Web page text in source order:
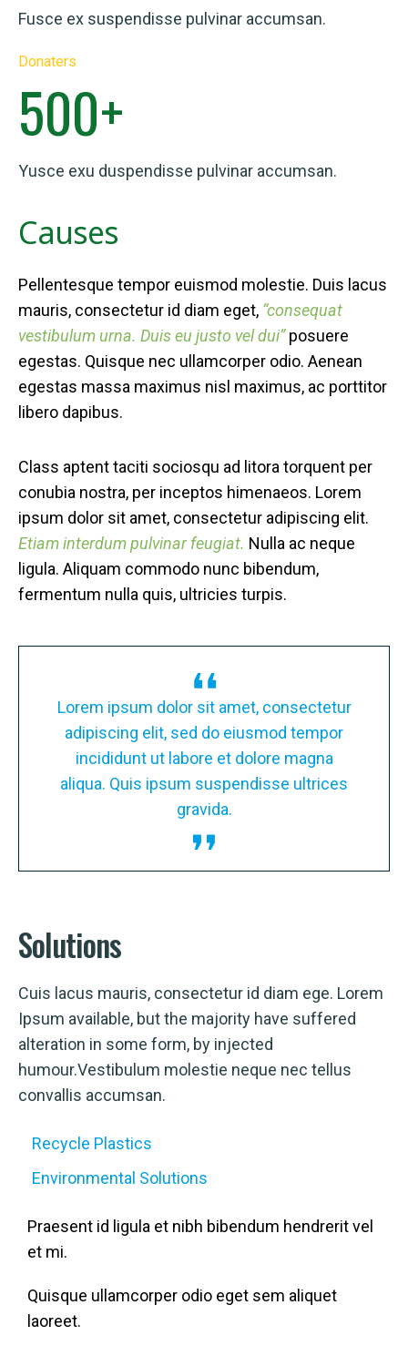
Fusce ex suspendisse pulvinar accumsan.
Donaters
500+
Yusce exu duspendisse pulvinar accumsan.
Causes
Pellentesque tempor euismod molestie. Duis lacus
mauris, consectetur id diam eget, “consequat
vestibulum urna. Duis eu justo vel dui”posuere
egestas. Quisque nec ullamcorper odio. Aenean
egestas massa maximus nisl maximus, ac porttitor
libero dapibus.
Class aptent taciti sociosqu ad litora torquent per
conubia nostra, per inceptos himenaeos. Lorem
ipsum dolor sit amet, consectetur adipiscing elit.
Etiam interdum pulvinar feugiat. Nulla ac neque
ligula. Aliquam commodo nunc bibendum,
fermentum nulla quis, ultricies turpis.
Lorem ipsum dolor sit amet, consectetur
adipiscing elit, sed do eiusmod tempor
incididunt ut labore et dolore magna
aliqua. Quis ipsum suspendisse ultrices
gravida.
Solutions
Cuis lacus mauris, consectetur id diam ege. Lorem
Ipsum available, but the majority have suffered
alteration in some form, by injected
humour.Vestibulum molestie neque nec tellus
convallis accumsan.
Recycle Plastics
Environmental Solutions
Praesent id ligula et nibh bibendum hendrerit vel
et mi.
Quisque ullamcorper odio eget sem aliquet
laoreet.